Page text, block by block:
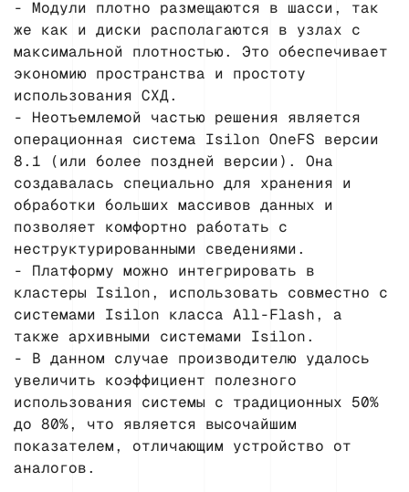
- Модули плотно размещаются в шасси, так
же как и диски располагаются в узлах с
максимальной плотностью. Это обеспечивает
экономию пространства и простоту
использования СХД.
- Неотъемлемой частью решения является
операционная система Isilon OneFS версии
8.1 (или более поздней версии). Она
создавалась специально для хранения и
обработки больших массивов данных и
позволяет комфортно работать с
неструктурированными сведениями.
- Платформу можно интегрировать в
кластеры Isilon, использовать совместно с
системами Isilon класса All-Flash, а
также архивными системами Isilon.
- В данном случае производителю удалось
увеличить коэффициент полезного
использования системы с традиционных 50%
до 80%, что является высочайшим
показателем, отличающим устройство от
аналогов.